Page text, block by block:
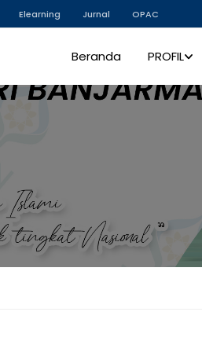
Elearning Jurnal OPAC
Beranda PROFIL